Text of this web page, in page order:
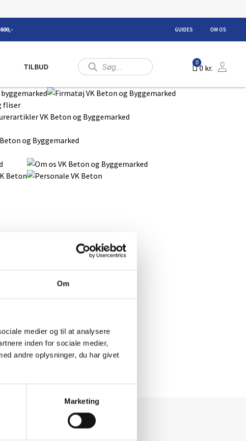
Om
medier og til at analysere
inden for sociale medier,
andre oplysninger, du har givet
Marketing
GUIDES OM OS
Products
search
0 kr.
0
TILBUD